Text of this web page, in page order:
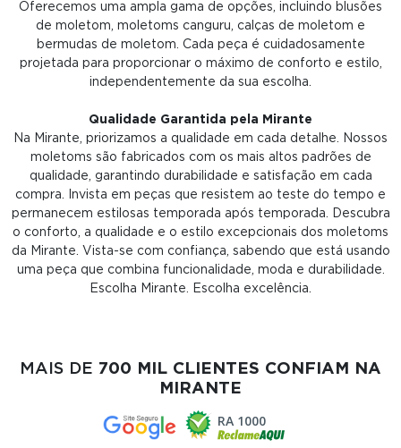
Oferecemos uma ampla gama de opções, incluindo blusões
de moletom, moletoms canguru, calças de moletom e
bermudas de moletom. Cada peça é cuidadosamente
projetada para proporcionar o máximo de conforto e estilo,
independentemente da sua escolha.
Qualidade Garantida pela Mirante
Na Mirante, priorizamos a qualidade em cada detalhe. Nossos
moletoms são fabricados com os mais altos padrões de
qualidade, garantindo durabilidade e satisfação em cada
compra. Invista em peças que resistem ao teste do tempo e
permanecem estilosas temporada após temporada. Descubra
o conforto, a qualidade e o estilo excepcionais dos moletoms
da Mirante. Vista-se com confiança, sabendo que está usando
uma peça que combina funcionalidade, moda e durabilidade.
Escolha Mirante. Escolha excelência.
MAIS DE 700 MIL CLIENTES CONFIAM NA
MIRANTE
RA 1000